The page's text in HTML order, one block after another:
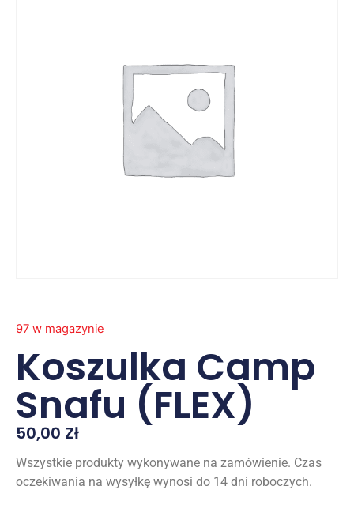
97 w magazynie
Koszulka Camp
Snafu (FLEX)
50,00 Zł
Wszystkie produkty wykonywane na zamówienie. Czas
oczekiwania na wysyłkę wynosi do 14 dni roboczych.